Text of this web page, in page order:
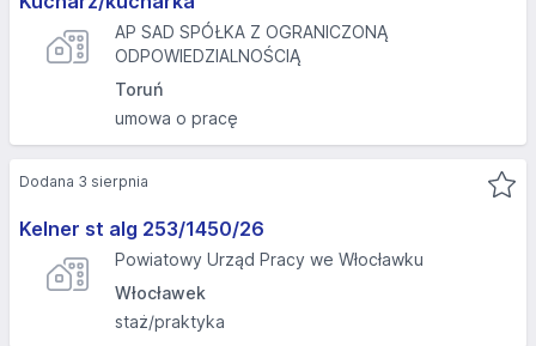
AP SAD SPÓŁKA Z OGRANICZONĄ
ODPOWIEDZIALNOŚCIĄ
Toruń
umowa o pracę
Kelner st alg 253/1450/26
Powiatowy Urząd Pracy we Włocławku
Włocławek
staż/praktyka
Dodana 3 sierpnia